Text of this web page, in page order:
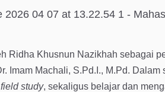
Ridha Khusnun Nazikhah sebagai
Imam Machali, S.Pd.I., M.Pd.
field study, sekaligus belajar dan